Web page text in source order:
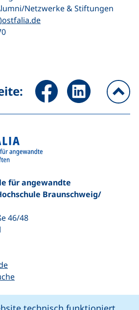
Netzwerke & Stiftungen
(öffnet Ihr E-Mail-
Seite über Facebook teilen
Seite über
für angewandte
Braunschweig/​
46/48
Link, öffnet neues Fenster)
einen Telefonanruf, wenn Ihr
(öffnet Ihr E-Mail-Programm)